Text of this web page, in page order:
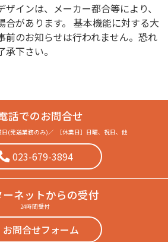
インは、メーカー都合等により、
合があります。 基本機能に対する大
前のお知らせは行われません。恐れ
下さい。
話でのお問合せ
日(発送業務のみ) ／ ［休業日］ 日曜、祝日、他
023-679-3894
ネットからの受付
24時間受付
お問合せフォーム